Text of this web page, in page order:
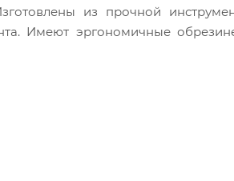
из прочной
Имеют эргономичные